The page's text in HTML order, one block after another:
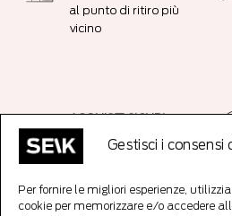
Gestisci i consensi
Per fornire le migliori esperienze,
cookie per memorizzare e/o accedere
al punto di ritiro più
vicino
ACQUISTI SICURI
Connessione
crittografata SSL